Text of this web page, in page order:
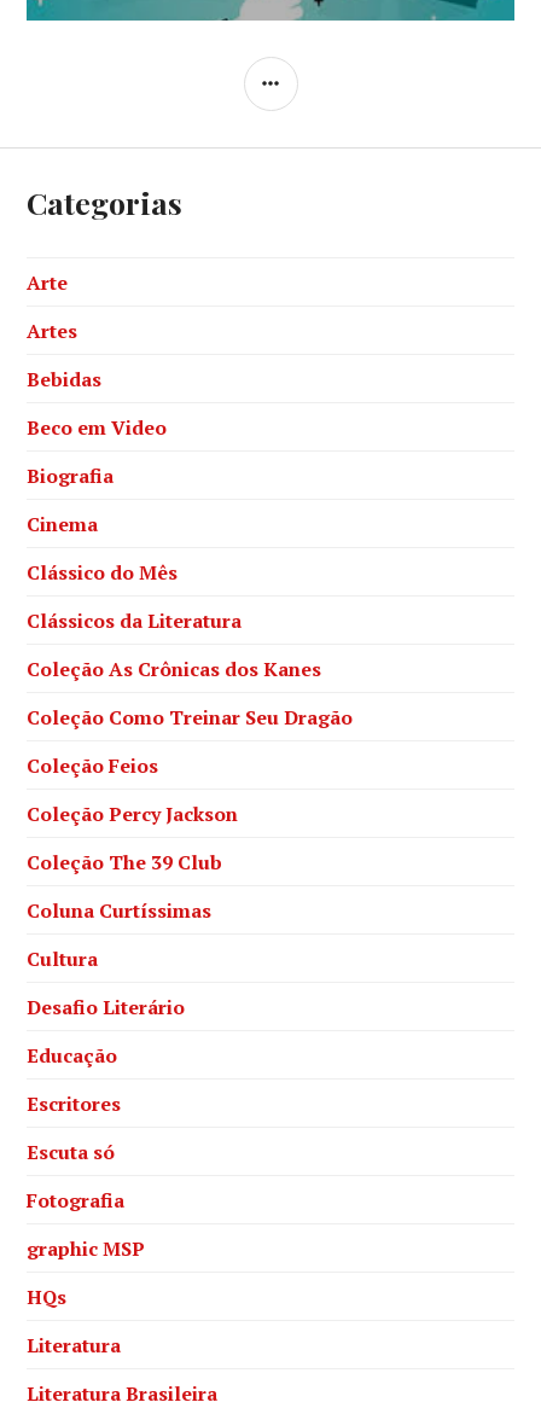
SIDEBAR
Categorias
Arte
Artes
Bebidas
Beco em Video
Biografia
Cinema
Clássico do Mês
Clássicos da Literatura
Coleção As Crônicas dos Kanes
Coleção Como Treinar Seu Dragão
Coleção Feios
Coleção Percy Jackson
Coleção The 39 Club
Coluna Curtíssimas
Cultura
Desafio Literário
Educação
Escritores
Escuta só
Fotografia
graphic MSP
HQs
Literatura
Literatura Brasileira